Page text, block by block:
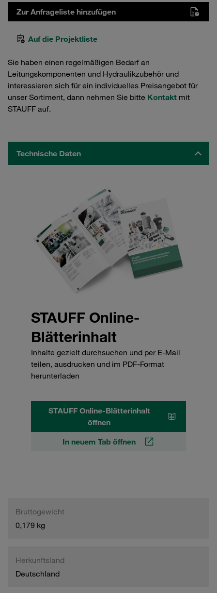
Zur Anfrageliste hinzufügen
Auf die Projektliste
Sie haben einen regelmäßigen Bedarf an
Leitungskomponenten und Hydraulikzubehör und
interessieren sich für ein individuelles Preisangebot für
unser Sortiment, dann nehmen Sie bitte Kontakt mit
STAUFF auf.
Technische Daten
STAUFF Online-
Blätterinhalt
Inhalte gezielt durchsuchen und per E-Mail
teilen, ausdrucken und im PDF-Format
herunterladen
STAUFF Online-Blätterinhalt
öffnen
In neuem Tab öffnen
Bruttogewicht
0,179 kg
Herkunftsland
Deutschland